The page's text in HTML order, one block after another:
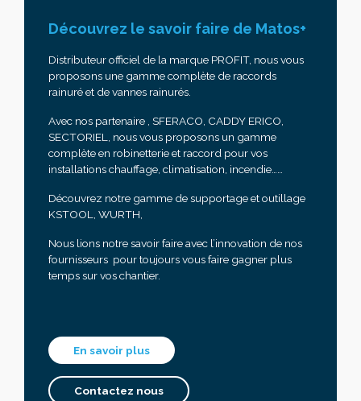
Découvrez le savoir faire de Matos+
Distributeur officiel de la marque PROFIT, nous vous
proposons une gamme complète de raccords
rainuré et de vannes rainurés.
Avec nos partenaire , SFERACO, CADDY ERICO,
SECTORIEL, nous vous proposons un gamme
complète en robinetterie et raccord pour vos
installations chauffage, climatisation, incendie……
Découvrez notre gamme de supportage et outillage
KSTOOL, WURTH,
Nous lions notre savoir faire avec l’innovation de nos
fournisseurs pour toujours vous faire gagner plus
temps sur vos chantier.
En savoir plus
Contactez nous